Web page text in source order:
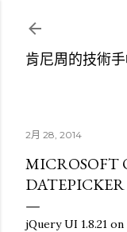
肯尼周的技術
2月 28, 2014
MICROSOFT
DATEPICKER
jQuery UI 1.8.21